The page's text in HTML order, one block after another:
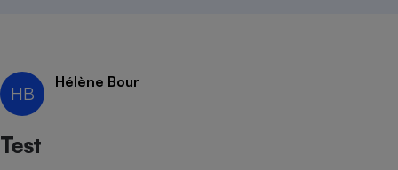
HB
Hélène Bour
Test